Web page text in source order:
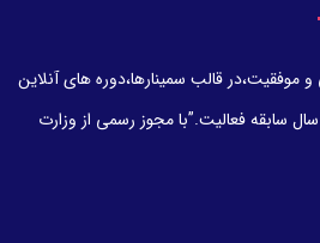
موفقیت،در قالب سمینارها،دوره های آنلاین
،تورهای آموزشی با بیش از 22 سال سابقه فعالیت.”با مجوز رسمی از وزارت